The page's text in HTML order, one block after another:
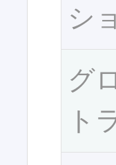
シ
グ
ト